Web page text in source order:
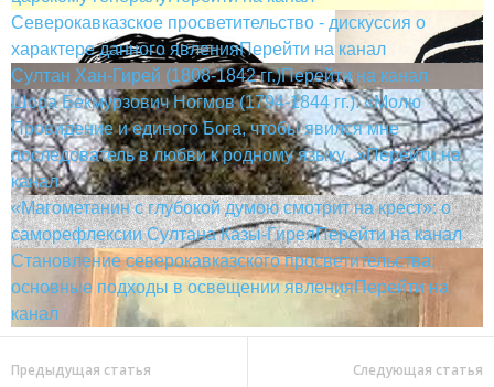
Северокавказское просветительство - дискуссия о
характере данного явленияПерейти на канал
Султан Хан-Гирей (1808-1842 гг.)Перейти на канал
Шора Бекмурзович Ногмов (1794-1844 гг.): «Молю
Провидение и единого Бога, чтобы явился мне
последователь в любви к родному языку...»Перейти на
канал
«Магометанин с глубокой думою смотрит на крест»: о
саморефлексии Султана Казы-ГиреяПерейти на канал
Становление северокавказского просветительства:
основные подходы в освещении явленияПерейти на
канал
Предыдущая статья Следующая статья